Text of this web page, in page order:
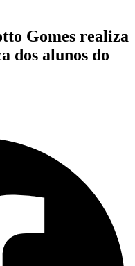
Gomes realiza
dos alunos do